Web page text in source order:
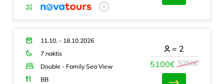
11.10. - 18.10.2026
7 naktis
Double - Family Sea View
BB
5100€ 5258€
= 2